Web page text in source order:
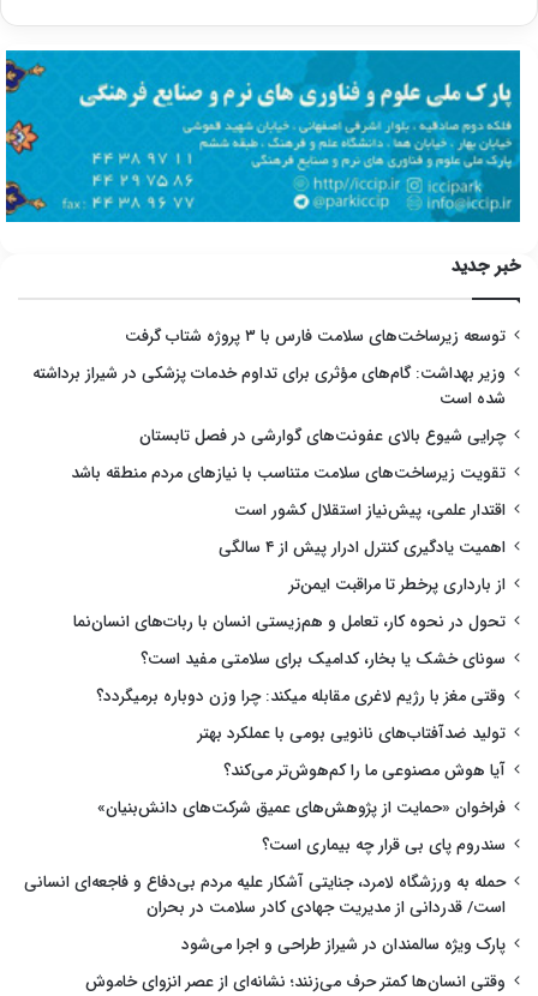
خبر جدید
توسعه زیرساخت‌های سلامت فارس با ۳ پروژه شتاب گرفت
وزیر بهداشت: گام‌های مؤثری برای تداوم خدمات پزشکی در شیراز برداشته
شده است
چرایی شیوع بالای عفونت‌های گوارشی در فصل تابستان
تقویت زیرساخت‌های سلامت متناسب با نیازهای مردم منطقه باشد
اقتدار علمی، پیش‌نیاز استقلال کشور است
اهمیت یادگیری کنترل ادرار پیش از ۴ سالگی
از بارداری پرخطر تا مراقبت ایمن‌تر
تحول در نحوه کار، تعامل و هم‌زیستی انسان با ربات‌های انسان‌نما
سونای خشک یا بخار، کدامیک برای سلامتی مفید است؟
وقتی مغز با رژیم لاغری مقابله میکند: چرا وزن دوباره برمیگردد؟
تولید ضدآفتاب‌های نانویی بومی با عملکرد بهتر
آیا هوش مصنوعی ما را کم‌هوش‌تر می‌کند؟
فراخوان «حمایت از پژوهش‌های عمیق شرکت‌های دانش‌بنیان»
سندروم پای بی قرار چه بیماری است؟
حمله به ورزشگاه لامرد، جنایتی آشکار علیه مردم بی‌دفاع و فاجعه‌ای انسانی
است/ قدردانی از مدیریت جهادی کادر سلامت در بحران
پارک ویژه سالمندان در شیراز طراحی و اجرا می‌شود
وقتی انسان‌ها کمتر حرف می‌زنند؛ نشانه‌ای از عصر انزوای خاموش